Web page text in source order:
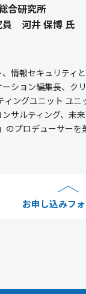
合研究所
員 河井 保博 氏
情報セキュリティ
ション編集長、ク
ングユニット ユニ
サルティング、未
プロデューサーを
お申し込みフ